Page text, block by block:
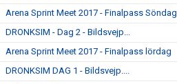
Arena Sprint Meet 2017 - Finalpass Söndag
DRONKSIM - Dag 2 - Bildsvejp...
Arena Sprint Meet 2017 - Finalpass lördag
DRONKSIM DAG 1 - Bildsvejp....